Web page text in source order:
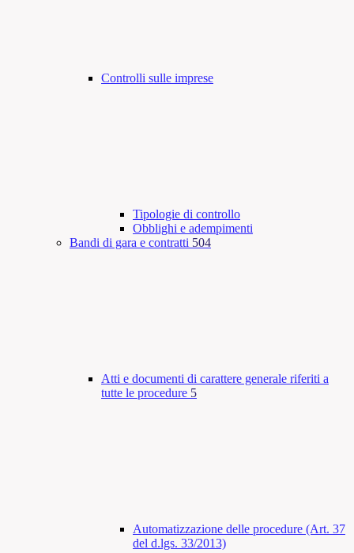
Controlli sulle imprese
Tipologie di controllo
Obblighi e adempimenti
Bandi di gara e contratti 504
Atti e documenti di carattere generale riferiti a
tutte le procedure 5
Automatizzazione delle procedure (Art. 37
del d.lgs. 33/2013)